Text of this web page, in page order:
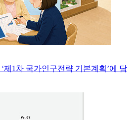
제1차 국가인구전략 기본계획’에 담